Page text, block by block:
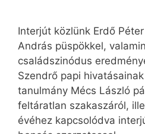
Interjút közlünk Erdő
András püspökkel,
családszinódus
Szendrő papi
tanulmány Mécs László
feltáratlan szakaszáról,
évéhez kapcsolódva